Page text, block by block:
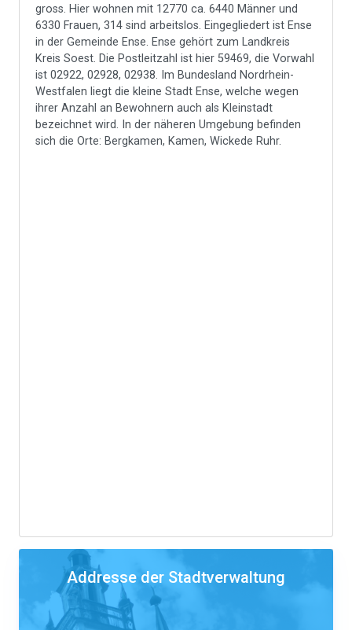
gross. Hier wohnen mit 12770 ca. 6440 Männer und
6330 Frauen, 314 sind arbeitslos. Eingegliedert ist Ense
in der Gemeinde Ense. Ense gehört zum Landkreis
Kreis Soest. Die Postleitzahl ist hier 59469, die Vorwahl
ist 02922, 02928, 02938. Im Bundesland Nordrhein-
Westfalen liegt die kleine Stadt Ense, welche wegen
ihrer Anzahl an Bewohnern auch als Kleinstadt
bezeichnet wird. In der näheren Umgebung befinden
sich die Orte: Bergkamen, Kamen, Wickede Ruhr.
Addresse der Stadtverwaltung